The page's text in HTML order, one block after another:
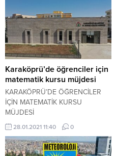
Karaköprü’de öğrenciler için
matematik kursu müjdesi
KARAKÖPRÜ’DE ÖĞRENCİLER
İÇİN MATEMATİK KURSU
MÜJDESİ
28.01.2021 11:40 0